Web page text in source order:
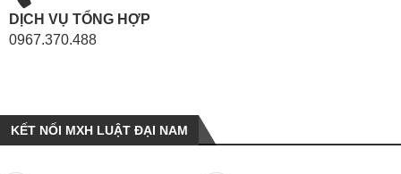
DỊCH VỤ TỔNG HỢP
0967.370.488
KẾT NỐI MXH LUẬT ĐẠI NAM